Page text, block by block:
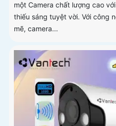
một Camera chất lượng cao
thiếu sáng tuyệt vời. Với công
mẽ, camera...